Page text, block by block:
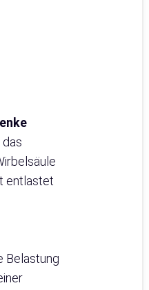
das
entlastet
Belastung